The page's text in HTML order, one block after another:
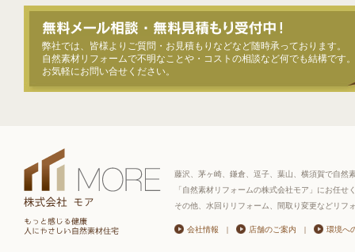
弊社では、皆様よりご質問・お見積もりなどなど随時承っております。
自然素材リフォームで不明なことや・コストの相談など何でも結構です。
お気軽にお問い合せください。
藤沢、茅ヶ崎、鎌倉、逗子、葉山、横須賀で自然
「自然素材リフォームの株式会社モア」にお任せ
その他、水回りリフォーム、間取り変更などリフ
会社情報 | 店舗のご案内 | 環境へ